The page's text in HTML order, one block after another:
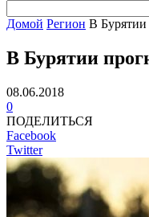
Домой Регион В Бурятии
В Бурятии
08.06.2018
0
ПОДЕЛИТЬСЯ
Facebook
Twitter